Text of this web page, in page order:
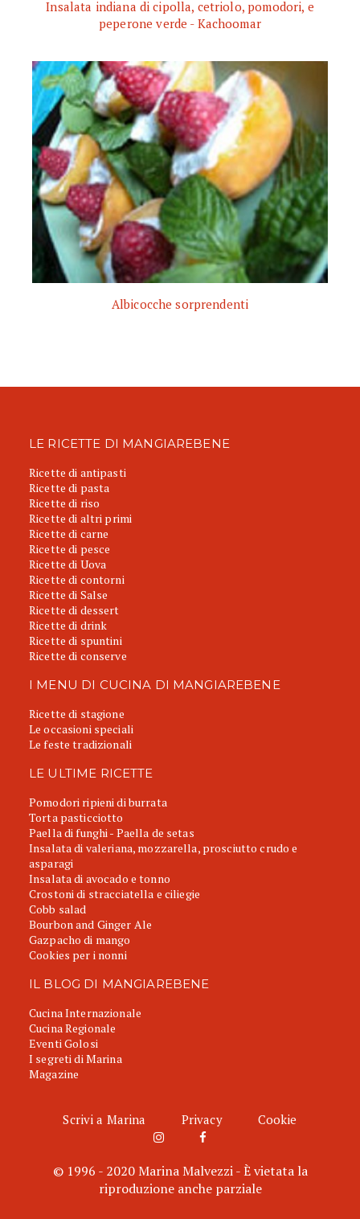
Insalata indiana di cipolla, cetriolo, pomodori, e
peperone verde - Kachoomar
Albicocche sorprendenti
LE RICETTE DI MANGIAREBENE
Ricette di antipasti
Ricette di pasta
Ricette di riso
Ricette di altri primi
Ricette di carne
Ricette di pesce
Ricette di Uova
Ricette di contorni
Ricette di Salse
Ricette di dessert
Ricette di drink
Ricette di spuntini
Ricette di conserve
I MENU DI CUCINA DI MANGIAREBENE
Ricette di stagione
Le occasioni speciali
Le feste tradizionali
LE ULTIME RICETTE
Pomodori ripieni di burrata
Torta pasticciotto
Paella di funghi - Paella de setas
Insalata di valeriana, mozzarella, prosciutto crudo e
asparagi
Insalata di avocado e tonno
Crostoni di stracciatella e ciliegie
Cobb salad
Bourbon and Ginger Ale
Gazpacho di mango
Cookies per i nonni
IL BLOG DI MANGIAREBENE
Cucina Internazionale
Cucina Regionale
Eventi Golosi
I segreti di Marina
Magazine
Scrivi a Marina Privacy Cookie
© 1996 - 2020 Marina Malvezzi - È vietata la
riproduzione anche parziale